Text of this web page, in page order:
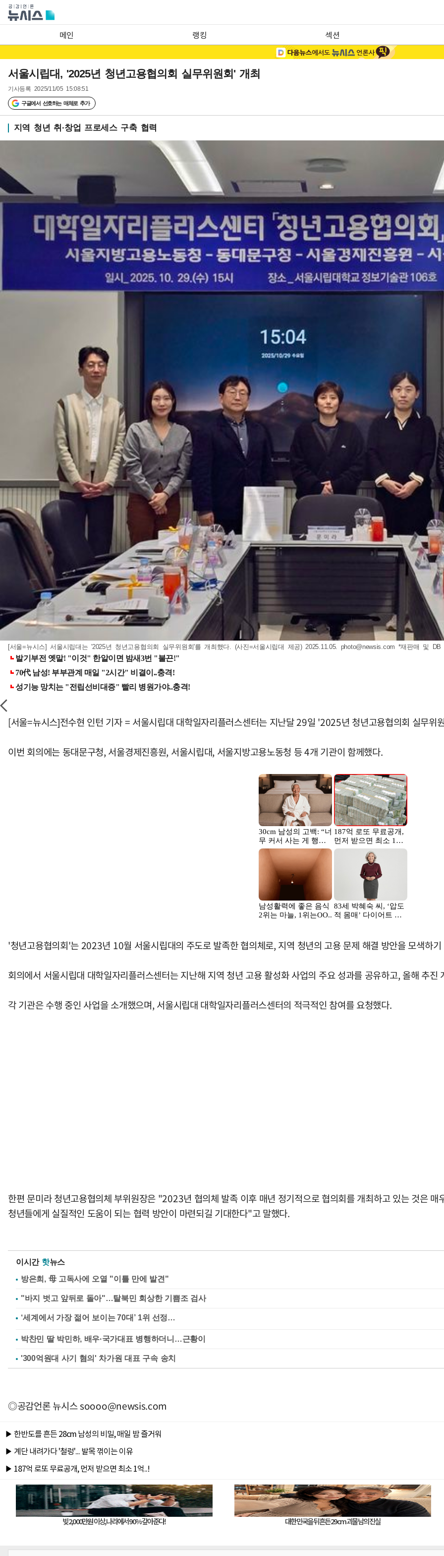
메인 랭킹 섹션
서울시립대, '2025년 청년고용협의회 실무위원회' 개최
기사등록 2025/11/05 15:08:51
구글에서 선호하는 매체로 추가
지역 청년 취·창업 프로세스 구축 협력
[서울=뉴시스] 서울시립대는 '2025년 청년고용협의회 실무위원회'를 개최했다. (사진=서울시립대 제공) 2025.11.05. photo@newsis.com *재판매 및 DB
[서울=뉴시스]전수현 인턴 기자 = 서울시립대 대학일자리플러스센터는 지난달 29일 '2025년 청년고용협의회 실무위
이번 회의에는 동대문구청, 서울경제진흥원, 서울시립대, 서울지방고용노동청 등 4개 기관이 함께했다.
'청년고용협의회'는 2023년 10월 서울시립대의 주도로 발족한 협의체로, 지역 청년의 고용 문제 해결 방안을 모색하
회의에서 서울시립대 대학일자리플러스센터는 지난해 지역 청년 고용 활성화 사업의 주요 성과를 공유하고, 올해 추진
각 기관은 수행 중인 사업을 소개했으며, 서울시립대 대학일자리플러스센터의 적극적인 참여를 요청했다.
한편 문미라 청년고용협의체 부위원장은 "2023년 협의체 발족 이후 매년 정기적으로 협의회를 개최하고 있는 것은
청년들에게 실질적인 도움이 되는 협력 방안이 마련되길 기대한다"고 말했다.
이시간 핫뉴스
방은희, 母 고독사에 오열 "이틀 만에 발견"
"바지 벗고 앞뒤로 돌아"…탈북민 회상한 기쁨조 검사
박찬민 딸 박민하, 배우·국가대표 병행하더니…근황이
'300억원대 사기 혐의' 차가원 대표 구속 송치
◎공감언론 뉴시스soooo@newsis.com